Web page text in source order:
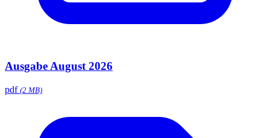
Ausgabe August 2026
pdf (2 MB)